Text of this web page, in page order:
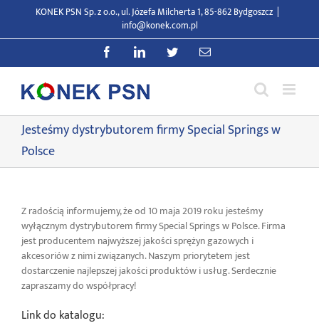
zawartości
KONEK PSN Sp. z o.o., ul. Józefa Milcherta 1, 85-862 Bydgoszcz |
info@konek.com.pl
FacebookLinkedInTwitterE-
Jesteśmy dystrybutorem firmy Special Springs w
Polsce
Z radością informujemy, że od 10 maja 2019 roku jesteśmy
wyłącznym dystrybutorem firmy Special Springs w Polsce. Firma
jest producentem najwyższej jakości sprężyn gazowych i
akcesoriów z nimi związanych. Naszym priorytetem jest
dostarczenie najlepszej jakości produktów i usług. Serdecznie
zapraszamy do współpracy!
Link do katalogu: